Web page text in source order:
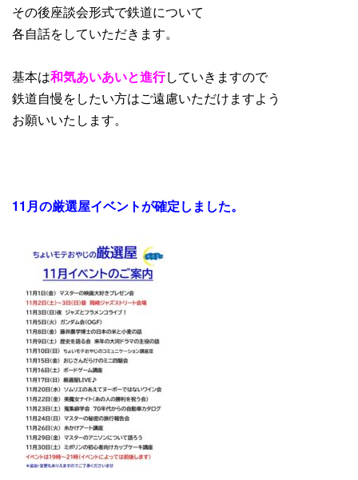
その後座談会形式で鉄道について
各自話をしていただきます。
基本は和気あいあいと進行していきますので
鉄道自慢をしたい方はご遠慮いただけますよう
お願いいたします。
11月の厳選屋イベントが確定しました。